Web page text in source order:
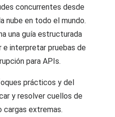
concurrentes desde
nube en todo el mundo.
una guía estructurada
e interpretar pruebas de
para APIs.
prácticos y del
y resolver cuellos de
cargas extremas.